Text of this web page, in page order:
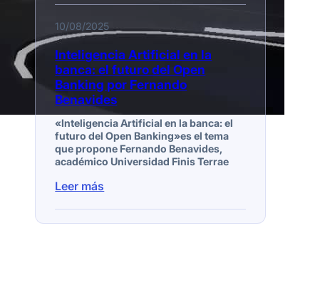
10/08/2025
Inteligencia Artificial en la
banca: el futuro del Open
Banking por Fernando
Benavides
«Inteligencia Artificial en la banca: el
futuro del Open Banking»es el tema
que propone Fernando Benavides,
académico Universidad Finis Terrae
Leer más